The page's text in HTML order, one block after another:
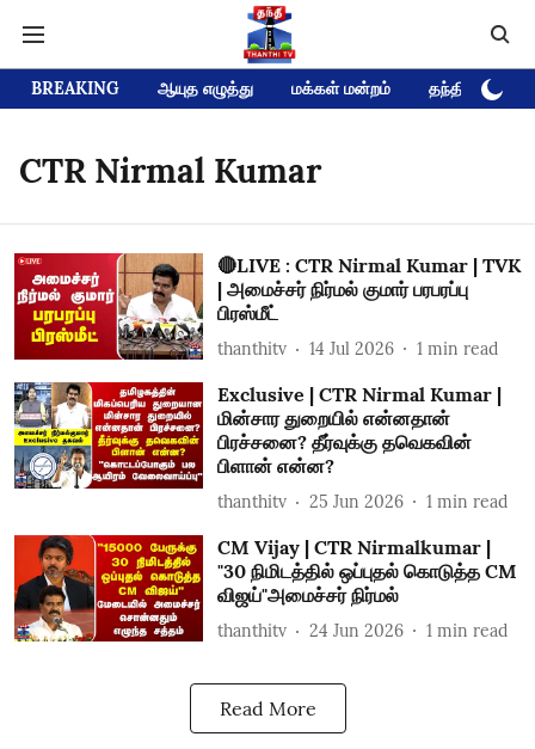
BREAKING ஆயுத எழுத்து மக்கள் மன்றம் தந்தி டிவி
CTR Nirmal Kumar
🔴LIVE : CTR Nirmal Kumar | TVK
| அமைச்சர் நிர்மல் குமார் பரபரப்பு
பிரஸ்மீட்
thanthitv 14 Jul 2026 1 min read
Exclusive | CTR Nirmal Kumar |
மின்சார துறையில் என்னதான்
பிரச்சனை? தீர்வுக்கு தவெகவின்
பிளான் என்ன?
thanthitv 25 Jun 2026 1 min read
CM Vijay | CTR Nirmalkumar |
"30 நிமிடத்தில் ஒப்புதல் கொடுத்த CM
விஜய்"அமைச்சர் நிர்மல்
thanthitv 24 Jun 2026 1 min read
Read More